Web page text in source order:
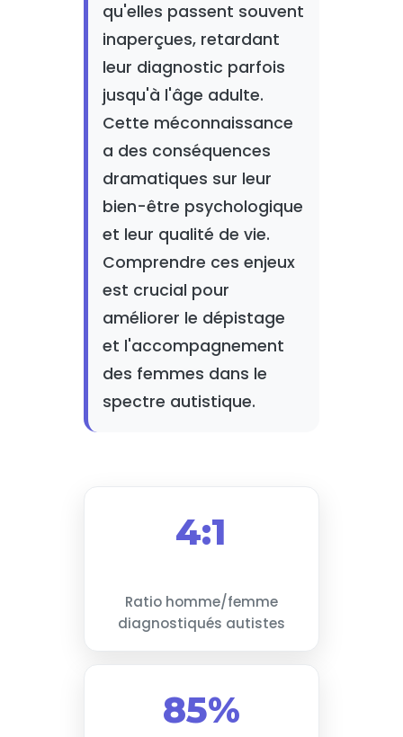
qu'elles passent souvent
inaperçues, retardant
leur diagnostic parfois
jusqu'à l'âge adulte.
Cette méconnaissance
a des conséquences
dramatiques sur leur
bien-être psychologique
et leur qualité de vie.
Comprendre ces enjeux
est crucial pour
améliorer le dépistage
et l'accompagnement
des femmes dans le
spectre autistique.
4:1
Ratio homme/femme
diagnostiqués autistes
85%